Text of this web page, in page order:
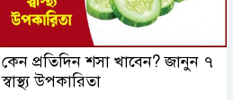
কেন প্রতিদিন শসা খাবেন? জানুন ৭
স্বাস্থ্য উপকারিতা